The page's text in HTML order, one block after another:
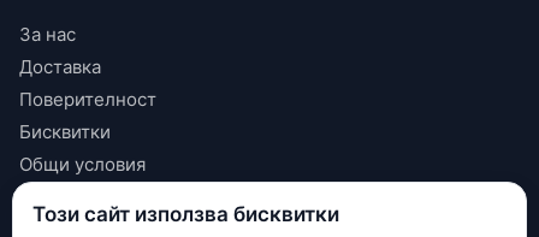
За нас
Доставка
Поверителност
Бисквитки
Общи условия
КОНТАКТИ
Този сайт използва бисквитки